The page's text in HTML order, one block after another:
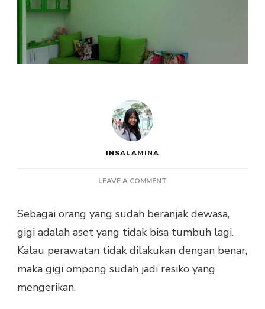
INSALAMINA
LEAVE A COMMENT
DAN
PERCAYA
DENGAN
GIGI
Sebagai orang yang sudah beranjak dewasa,
gigi adalah aset yang tidak bisa tumbuh lagi.
Kalau perawatan tidak dilakukan dengan benar,
maka gigi ompong sudah jadi resiko yang
mengerikan.